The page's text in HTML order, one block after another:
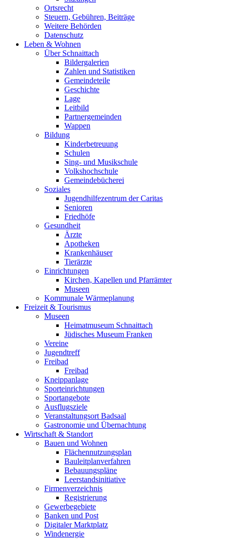
Ortsrecht
Steuern, Gebühren, Beiträge
Weitere Behörden
Datenschutz
Leben & Wohnen
Über Schnaittach
Bildergalerien
Zahlen und Statistiken
Gemeindeteile
Geschichte
Lage
Leitbild
Partnergemeinden
Wappen
Bildung
Kinderbetreuung
Schulen
Sing- und Musikschule
Volkshochschule
Gemeindebücherei
Soziales
Jugendhilfezentrum der Caritas
Senioren
Friedhöfe
Gesundheit
Ärzte
Apotheken
Krankenhäuser
Tierärzte
Einrichtungen
Kirchen, Kapellen und Pfarrämter
Museen
Kommunale Wärmeplanung
Freizeit & Tourismus
Museen
Heimatmuseum Schnaittach
Jüdisches Museum Franken
Vereine
Jugendtreff
Freibad
Freibad
Kneippanlage
Sporteinrichtungen
Sportangebote
Ausflugsziele
Veranstaltungsort Badsaal
Gastronomie und Übernachtung
Wirtschaft & Standort
Bauen und Wohnen
Flächennutzungsplan
Bauleitplanverfahren
Bebauungspläne
Leerstandsinitiative
Firmenverzeichnis
Registrierung
Gewerbegebiete
Banken und Post
Digitaler Marktplatz
Windenergie